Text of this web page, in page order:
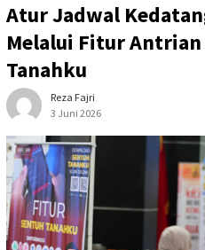
Atur Jadwal
Melalui Fitur
Tanahku
Reza Fajri
3 Juni 2026